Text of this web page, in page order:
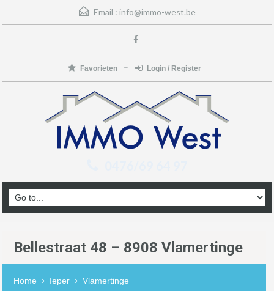
Email : info@immo-west.be
Favorieten Login / Register
Bellestraat 48 – 8908 Vlamertinge
Home Ieper Vlamertinge